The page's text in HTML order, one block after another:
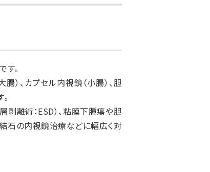
。
）、カプセル内視鏡（小腸）、胆
離術：ESD）、粘膜下腫瘍や胆
石の内視鏡治療などに幅広く対